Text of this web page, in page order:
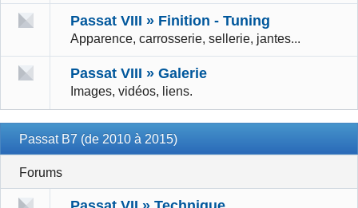
Passat VIII » Finition - Tuning
Apparence, carrosserie, sellerie, jantes...
Passat VIII » Galerie
Images, vidéos, liens.
Passat B7 (de 2010 à 2015)
Forums